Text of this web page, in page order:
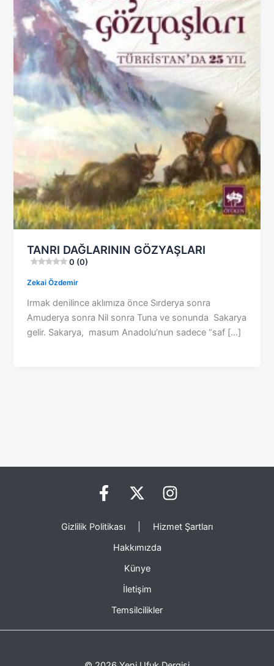
TANRI DAĞLARININ GÖZYAŞLARI
0 (0)
Zekai Özdemir
Irmak denilince aklımıza önce Sırderya sonra
Amuderya sonra Nil sonra Tuna ve sonunda Sakarya
gelir. Sakarya, masum Anadolu’nun sadece “saf […]
Gizlilik Politikası
Hizmet Şartları
Hakkımızda
Künye
İletişim
Temsilcilikler